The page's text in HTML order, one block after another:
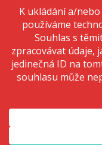
technologie, jako jsou
zážitek z prohlížení a
těmito technologiemi
při procházení nebo
odvolání souhlasu může
Sobota
Neděle
© 2020 Copyright -